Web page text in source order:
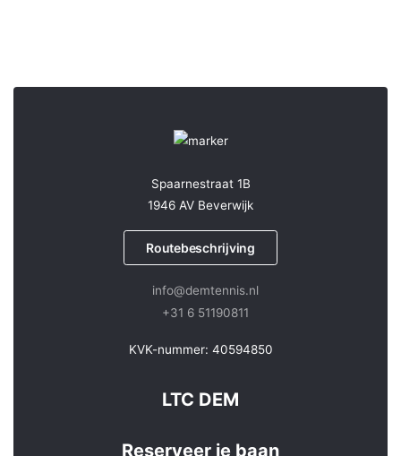
Spaarnestraat 1B
1946 AV Beverwijk
Routebeschrijving
info@demtennis.nl
+31 6 51190811
KVK-nummer: 40594850
LTC DEM
Reserveer je baan